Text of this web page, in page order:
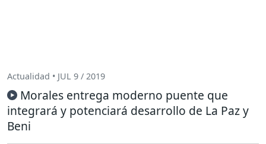
Actualidad • JUL 9 / 2019
Morales entrega moderno puente que
integrará y potenciará desarrollo de La Paz y
Beni